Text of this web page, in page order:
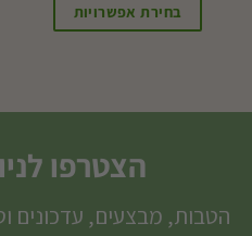
בחירת אפשרויות
יש
סוגים.
לבחור
הצטרפו
הטבות, מבצעים, עדכונים